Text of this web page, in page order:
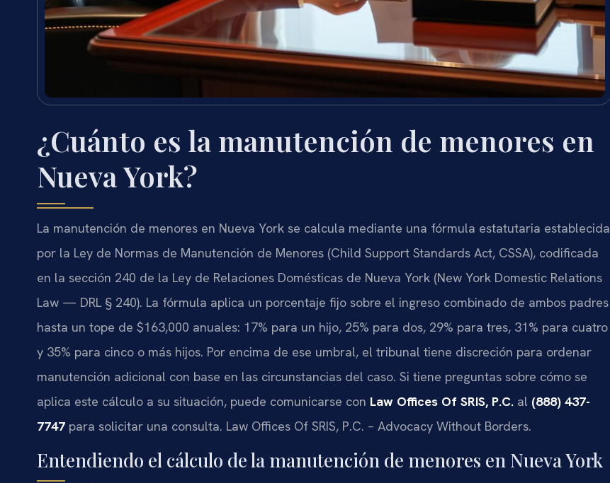
¿Cuánto es la manutención de menores en
Nueva York?
La manutención de menores en Nueva York se calcula mediante una fórmula estatutaria establecida
por la Ley de Normas de Manutención de Menores (Child Support Standards Act, CSSA), codificada
en la sección 240 de la Ley de Relaciones Domésticas de Nueva York (New York Domestic Relations
Law — DRL § 240). La fórmula aplica un porcentaje fijo sobre el ingreso combinado de ambos padres
hasta un tope de $163,000 anuales: 17% para un hijo, 25% para dos, 29% para tres, 31% para cuatro
y 35% para cinco o más hijos. Por encima de ese umbral, el tribunal tiene discreción para ordenar
manutención adicional con base en las circunstancias del caso. Si tiene preguntas sobre cómo se
aplica este cálculo a su situación, puede comunicarse con Law Offices Of SRIS, P.C. al (888) 437-
7747 para solicitar una consulta. Law Offices Of SRIS, P.C. – Advocacy Without Borders.
Entendiendo el cálculo de la manutención de menores en Nueva York